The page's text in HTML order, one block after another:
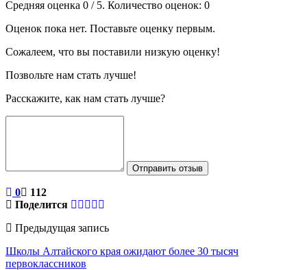
Средняя оценка 0 / 5. Количество оценок: 0
Оценок пока нет. Поставьте оценку первым.
Сожалеем, что вы поставили низкую оценку!
Позвольте нам стать лучше!
Расскажите, как нам стать лучше?
Отправить отзыв
0
112
Поделится
Предыдущая запись
Школы Алтайского края ожидают более 30 тысяч
первоклассников